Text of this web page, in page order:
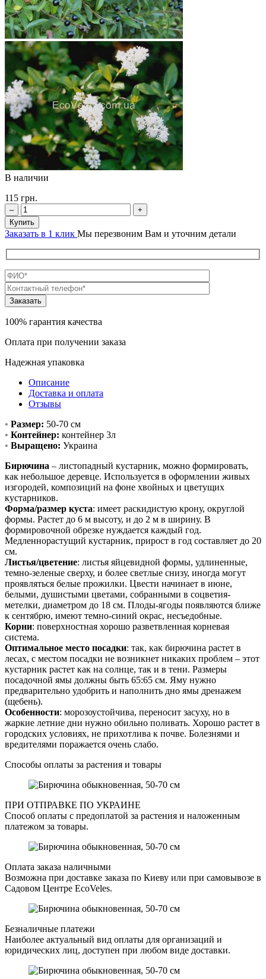
В наличии
115 грн.
–
+
Купить
Заказать в 1 клик Мы перезвоним Вам и уточним детали
100% гарантия качества
Оплата при получении заказа
Надежная упаковка
Описание
Доставка и оплата
Отзывы
• Размер: 50-70 см
• Контейнер: контейнер 3л
• Выращено: Украина
Бирючина – листопадный кустарник, можно формировать,
как небольшое деревце. Используется в оформлении живых
изгородей, композиций на фоне хвойных и цветущих
кустарников.
Форма/размер куста: имеет раскидистую крону, округлой
формы. Растет до 6 м высоту, и до 2 м в ширину. В
формировочной обрезке нуждается каждый год.
Медленнорастущий кустарник, прирост в год составляет до 20
см.
Листья/цветение: листья яйцевидной формы, удлиненные,
темно-зеленые сверху, и более светлые снизу, иногда могут
проявляться белые прожилки. Цвести начинает в июне,
белыми, душистыми цветами, собранными в соцветия-
метелки, диаметром до 18 см. Плоды-ягоды появляются ближе
к сентябрю, имеют темно-синий окрас, несъедобные.
Корни: поверхностная хорошо разветвленная корневая
система.
Оптимальное место посадки: так, как бирючина растет в
лесах, с местом посадки не возникнет никаких проблем – этот
кустарник растет как на солнце, так и в тени. Размеры
посадочной ямы должны быть 65:65 см. Яму нужно
предварительно удобрить и наполнить дно ямы дренажем
(щебень).
Особенности: морозоустойчива, переносит засуху, но в
жаркие летние дни нужно обильно поливать. Хорошо растет в
городских условиях, не прихотлива к почве. Болезнями и
вредителями поражается очень слабо.
Способы оплаты за растения и товары
ПРИ ОТПРАВКЕ ПО УКРАИНЕ
Способ оплаты с предоплатой за растения и наложенным
платежом за товары.
Оплата заказа наличными
Возможна при доставке заказа по Киеву или при самовывозе в
Садовом Центре EcoVeles.
Безналичные платежи
Наиболее актуальный вид оплаты для организаций и
юридических лиц, доступен при любом виде доставки.